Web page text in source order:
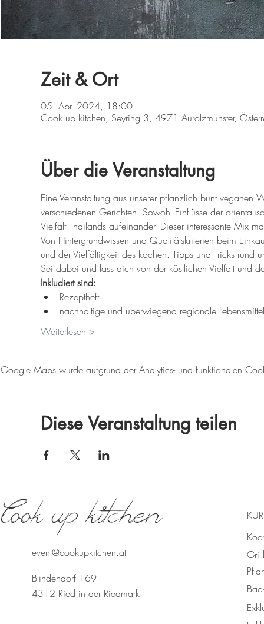
Zeit & Ort
05. Apr. 2024, 18:00
Cook up kitchen, Seyring 3, 4971 Aurolzmünster,
Über die Veranstaltung
Eine Veranstaltung aus unserer pflanzlich bunt
verschiedenen Gerichten. Sowohl Einflüsse der
Vielfalt Thailands aufeinander. Dieser interessante Mix
Von Hintergrundwissen und Qualitätskriterien beim
und der Vielfältigkeit des kochen. Tipps und Tricks rund
Sei dabei und lass dich von der köstlichen Vielfalt und
Inkludiert sind:
Rezeptheft
nachhaltige und überwiegend regionale Lebensmittel
Weiterlesen >
Google Maps wurde aufgrund der Analytics- und funktionalen
Diese Veranstaltung teilen
Cook up kitchen
event@cookupkitchen.at
Blindendorf 169
4312 Ried in der Riedmark